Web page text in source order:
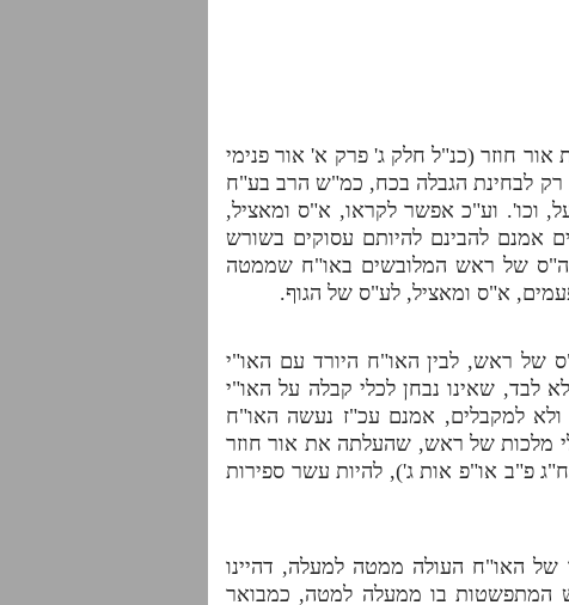
חוזר (כנ"ל חלק ג' פרק א' אור פנימי
רק לבחינת הגבלה בכח, כמ"ש הרב בע"ח
וכו'. וע"כ אפשר לקראו, א"ס ומאציל,
אמנם להבינם להיותם עסוקים בשורש
של ראש המלובשים באו"ח שממטה
א"ס ומאציל, לע"ס של הגוף.
של ראש, לבין האו"ח היורד עם האו"י
שאינו נבחן לכלי קבלה על האו"י
למקבלים, אמנם עכ"ז נעשה האו"ח
מלכות של ראש, שהעלתה את אור חוזר
פ"ב או"פ אות ג'), להיות עשר ספירות
האו"ח העולה ממטה למעלה, דהיינו
המתפשטות בו ממעלה למטה, כמבואר